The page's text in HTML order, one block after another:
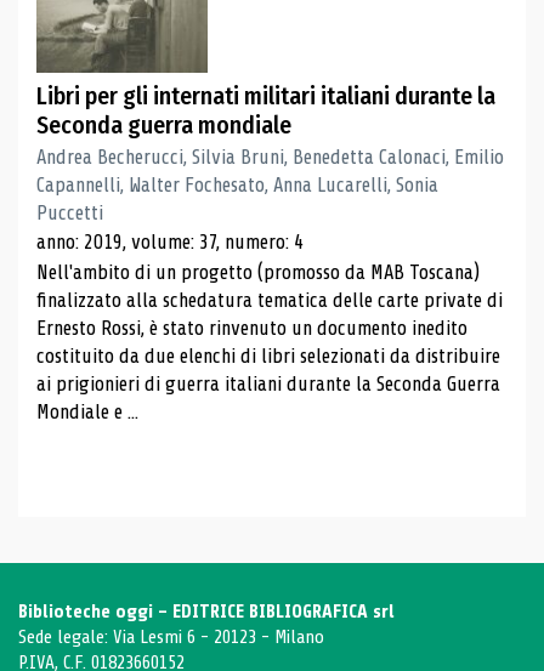
Libri per gli internati militari italiani durante la
Seconda guerra mondiale
Andrea Becherucci, Silvia Bruni, Benedetta Calonaci, Emilio
Capannelli, Walter Fochesato, Anna Lucarelli, Sonia
Puccetti
anno: 2019, volume: 37, numero: 4
Nell'ambito di un progetto (promosso da MAB Toscana)
finalizzato alla schedatura tematica delle carte private di
Ernesto Rossi, è stato rinvenuto un documento inedito
costituito da due elenchi di libri selezionati da distribuire
ai prigionieri di guerra italiani durante la Seconda Guerra
Mondiale e ...
Biblioteche oggi - EDITRICE BIBLIOGRAFICA srl
Sede legale: Via Lesmi 6 - 20123 - Milano
P.IVA, C.F. 01823660152